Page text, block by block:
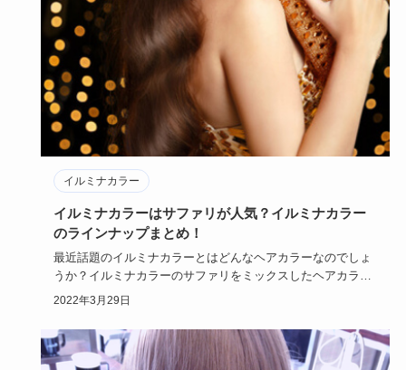
イルミナカラー
イルミナカラーはサファリが人気？イルミナカラー
のラインナップまとめ！
最近話題のイルミナカラーとはどんなヘアカラーなのでしょ
うか？イルミナカラーのサファリをミックスしたヘアカラー
はとってもゴー…
2022年3月29日